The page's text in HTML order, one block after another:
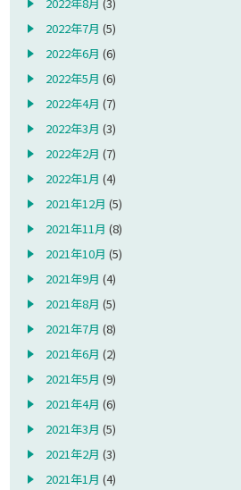
2022年7月 (5)
2022年6月 (6)
2022年5月 (6)
2022年4月 (7)
2022年3月 (3)
2022年2月 (7)
2022年1月 (4)
2021年12月 (5)
2021年11月 (8)
2021年10月 (5)
2021年9月 (4)
2021年8月 (5)
2021年7月 (8)
2021年6月 (2)
2021年5月 (9)
2021年4月 (6)
2021年3月 (5)
2021年2月 (3)
2021年1月 (4)